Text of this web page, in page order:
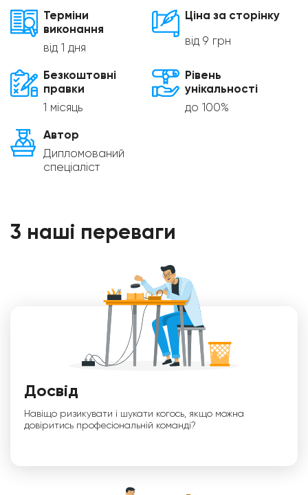
Терміни
виконання
від 1 дня
Ціна за сторінку
від 9 грн
Безкоштовні
правки
1 місяць
Рівень
унікальності
до 100%
Автор
Дипломований
спеціаліст
3 наші переваги
Досвід
Навіщо ризикувати і шукати когось, якщо можна
довіритись професіональній команді?